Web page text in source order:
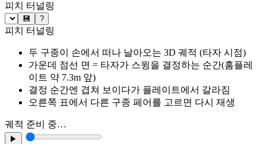
피치 터널링
💾 ?
피치 터널링
두 구종이 손에서 떠나 날아오는 3D 궤적 (타자 시점)
가운데 점선 면 = 타자가 스윙을 결정하는 순간(홈플레
이트 약 7.3m 앞)
결정 순간엔 겹쳐 보이다가 플레이트에서 갈라짐
오른쪽 표에서 다른 구종 페어를 고르면 다시 재생
궤적 준비 중…
▶